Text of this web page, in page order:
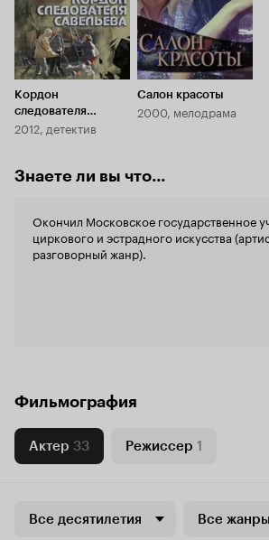
Кордон
следователя
Савельева
2012, детектив
Салон красоты
2000, мелодрама
Знаете ли вы что...
Окончил Московское государственное
циркового и эстрадного искусства
разговорный жанр).
Фильмография
Актер 33 Режиссер 1
Все десятилетия Все жанры